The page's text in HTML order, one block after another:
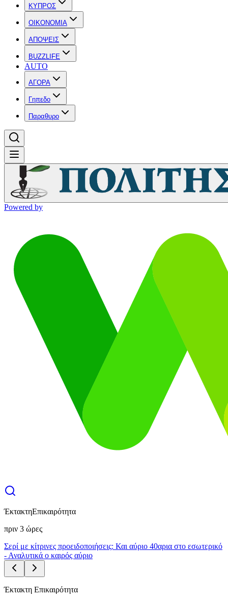
ΚΥΠΡΟΣ
OIKONOMIA
ΑΠΟΨΕΙΣ
BUZZLIFE
AUTO
ΑΓΟΡΑ
Γηπεδο
Παραθυρο
Powered by
ΈκτακτηΕπικαιρότητα
πριν 3 ώρες
Σερί με κίτρινες προειδοποιήσεις: Και αύριο 40αρια στο εσωτερικό
- Αναλυτικά ο καιρός αύριο
Έκτακτη Επικαιρότητα